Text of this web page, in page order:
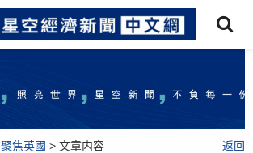
聚焦英國 > 文章内容 返回